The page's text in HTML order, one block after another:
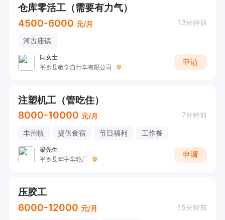
仓库零活工（需要有力气）
4500-6000 元/月 13分钟前
河古庙镇
闫女士
平乡县敏学自行车有限公司
申请
注塑机工（管吃住）
8000-10000 元/月 7分钟前
丰州镇 提供食宿 节日福利 工作餐
梁先生
平乡县华宇车轮厂
申请
压胶工
6000-12000 元/月 15分钟前